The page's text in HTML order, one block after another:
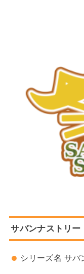
サバンナストリー
シリーズ名 サバ